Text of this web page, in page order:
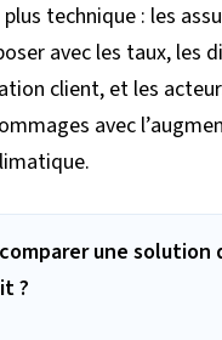
technique : les
avec les taux, les
client, et les
avec
une solution
?